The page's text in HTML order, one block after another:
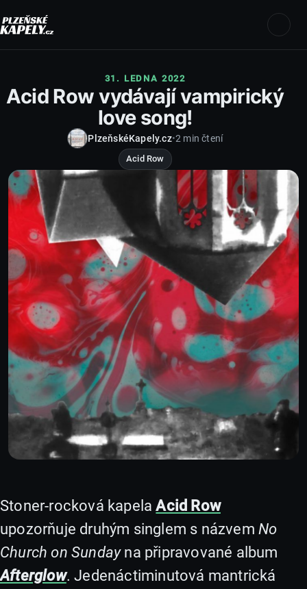
31. LEDNA 2022
Acid Row vydávají vampirický
love song!
PlzeňskéKapely.cz•2 min čtení
Acid Row
Stoner-rocková kapelaAcid Row
upozorňuje druhým singlem s názvem No
Church on Sundayna připravované album
Afterglow. Jedenáctiminutová mantrická